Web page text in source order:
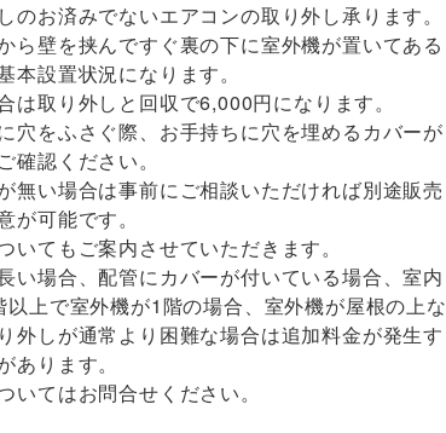
のお済みでないエアコンの取り外し承ります。
ら壁を挟んですぐ裏の下に室外機が置いてある
本設置状況になります。
は取り外しと回収で6,000円になります。
穴をふさぐ際、お手持ちに穴を埋めるカバーが
確認ください。
無い場合は事前にご相談いただければ別途販売
が可能です。
いてもご案内させていただきます。
い場合、配管にカバーが付いている場合、室内
以上で室外機が1階の場合、室外機が屋根の上な
外しが通常より困難な場合は追加料金が発生す
あります。
いてはお問合せください。